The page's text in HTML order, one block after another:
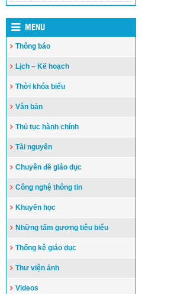
MENU
Thông báo
Lịch – Kế hoạch
Thời khóa biểu
Văn bản
Thủ tục hành chính
Tài nguyên
Chuyên đề giáo dục
Công nghệ thông tin
Khuyến học
Những tấm gương tiêu biểu
Thống kê giáo dục
Thư viện ảnh
Videos